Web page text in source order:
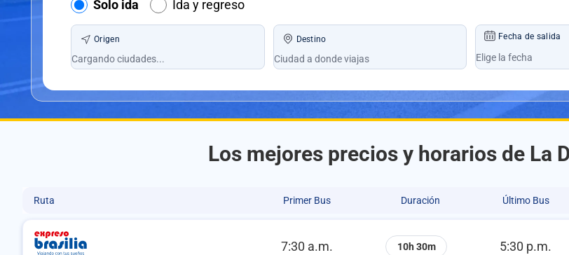
Solo ida Ida y regreso
Origen Destino Fecha de salida
Los mejores precios y horarios de La
Ruta Primer Bus Duración Último Bus
7:30 a.m. 10h 30m 5:30 p.m.